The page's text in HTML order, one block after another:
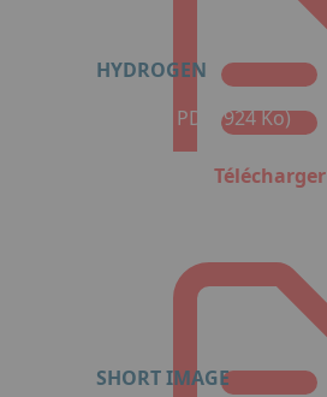
HYDROGEN
Format : PDF (924 Ko)
Télécharger
SHORT IMAGE